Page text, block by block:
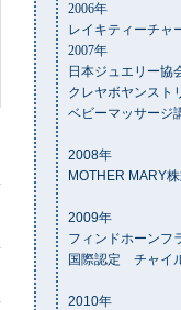
2006年
レイキティーチャ
2007年
日本ジュエリー協
クレヤボヤンスト
ベビーマッサージ
2008年
MOTHER MARY
2009年
フィンドホーンフ
国際認定 チャイ
2010年